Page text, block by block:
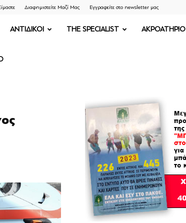
Διαφημιστείτε Μαζί Μας Εγγραφείτε στο newsletter μας
ΑΝΤΙΔΙΚΟΙ THE SPECIALIST ΑΚΡΟΑΤΗΡΙΟ